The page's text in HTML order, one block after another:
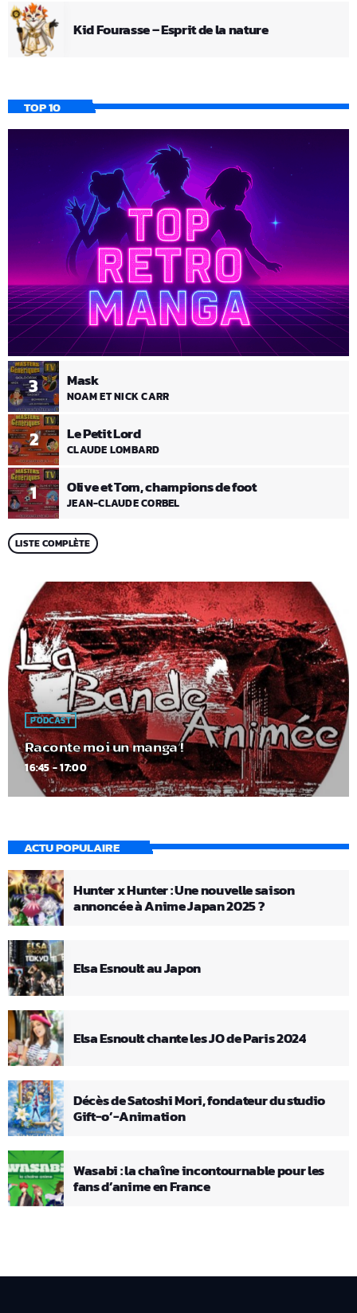
Kid Fourasse – Esprit de la nature
TOP 10
1 Olive et Tom, champions de foot
JEAN-CLAUDE CORBEL
2 Le Petit Lord
CLAUDE LOMBARD
3 Mask
NOAM ET NICK CARR
LISTE COMPLÈTE
PODCAST
Raconte moi un manga !
16:45 - 17:00
ACTU POPULAIRE
Hunter x Hunter : Une nouvelle saison
annoncée à Anime Japan 2025 ?
Elsa Esnoult au Japon
Elsa Esnoult chante les JO de Paris 2024
Décès de Satoshi Mori, fondateur du studio
Gift-o’-Animation
Wasabi : la chaîne incontournable pour les
fans d’anime en France